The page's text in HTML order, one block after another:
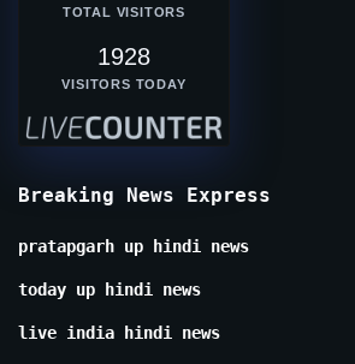
TOTAL VISITORS
1928
VISITORS TODAY
Breaking News Express
pratapgarh up hindi news
today up hindi news
live india hindi news